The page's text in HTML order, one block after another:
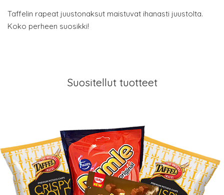
Taffelin rapeat juustonaksut maistuvat ihanasti juustolta.
Koko perheen suosikki!
Suositellut tuotteet